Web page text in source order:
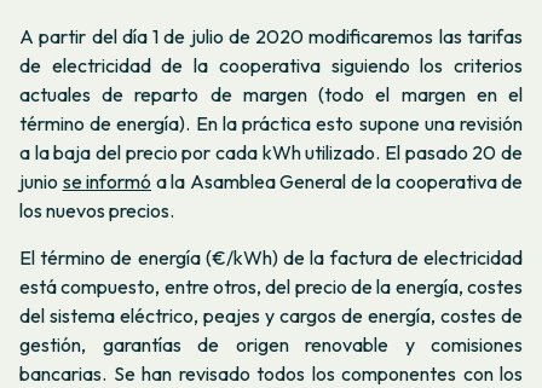
A partir del día 1 de julio de 2020 modificaremos las tarifas
de electricidad de la cooperativa siguiendo los criterios
actuales de reparto de margen (todo el margen en el
término de energía). En la práctica esto supone una revisión
a la baja del precio por cada kWh utilizado. El pasado 20 de
junio se informó a la Asamblea General de la cooperativa de
los nuevos precios.
El término de energía (€/kWh) de la factura de electricidad
está compuesto, entre otros, del precio de la energía, costes
del sistema eléctrico, peajes y cargos de energía, costes de
gestión, garantías de origen renovable y comisiones
bancarias. Se han revisado todos los componentes con los